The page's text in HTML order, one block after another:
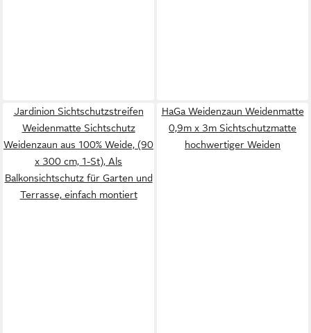
Jardinion Sichtschutzstreifen
Weidenmatte Sichtschutz
Weidenzaun aus 100% Weide, (90
x 300 cm, 1-St), Als
Balkonsichtschutz für Garten und
Terrasse, einfach montiert
HaGa Weidenzaun Weidenmatte
0,9m x 3m Sichtschutzmatte
hochwertiger Weiden